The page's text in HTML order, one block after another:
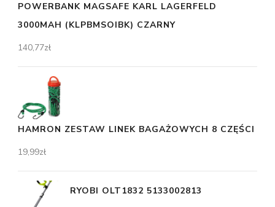
POWERBANK MAGSAFE KARL LAGERFELD
3000MAH (KLPBMSOIBK) CZARNY
140,77zł
HAMRON ZESTAW LINEK BAGAŻOWYCH 8 CZĘŚCI
19,99zł
RYOBI OLT1832 5133002813